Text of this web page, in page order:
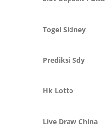
Togel Sidney
Prediksi Sdy
Hk Lotto
Live Draw China